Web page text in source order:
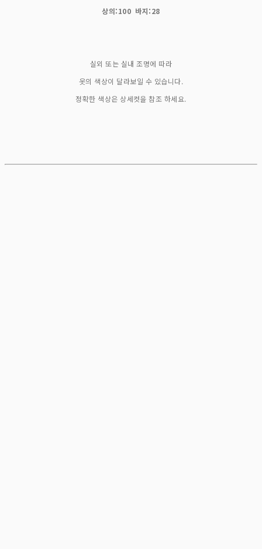
상의:100 바지:28
실외 또는 실내 조명에 따라
옷의 색상이 달라보일 수 있습니다.
정확한 색상은 상세컷을 참조 하세요.